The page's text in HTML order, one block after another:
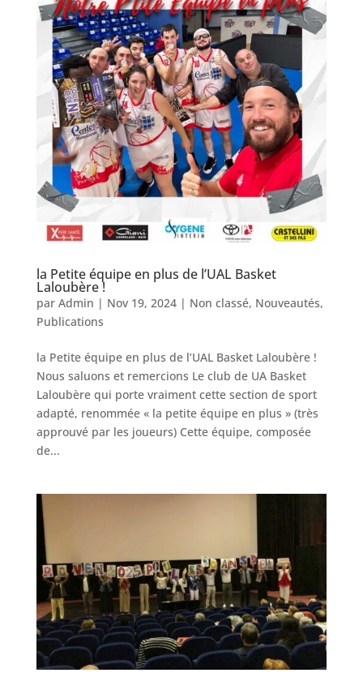
la Petite équipe en plus de l’UAL Basket
Laloubère !
par Admin | Nov 19, 2024| Non classé, Nouveautés,
Publications
la Petite équipe en plus de l’UAL Basket Laloubère !
Nous saluons et remercions Le club de UA Basket
Laloubère qui porte vraiment cette section de sport
adapté, renommée « la petite équipe en plus » (très
approuvé par les joueurs) Cette équipe, composée
de...